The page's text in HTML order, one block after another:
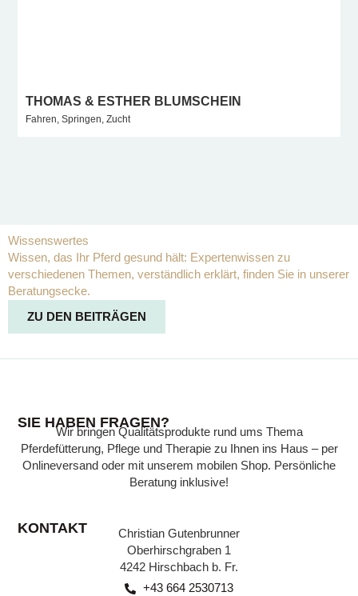
THOMAS & ESTHER BLUMSCHEIN
Fahren, Springen, Zucht
Wissenswertes
Wissen, das Ihr Pferd gesund hält: Expertenwissen zu
verschiedenen Themen, verständlich erklärt, finden Sie in unserer
Beratungsecke.
ZU DEN BEITRÄGEN
SIE HABEN FRAGEN?
Wir bringen Qualitätsprodukte rund ums Thema
Pferdefütterung, Pflege und Therapie zu Ihnen ins Haus – per
Onlineversand oder mit unserem mobilen Shop. Persönliche
Beratung inklusive!
KONTAKT
Christian Gutenbrunner
Oberhirschgraben 1
4242 Hirschbach b. Fr.
+43 664 2530713